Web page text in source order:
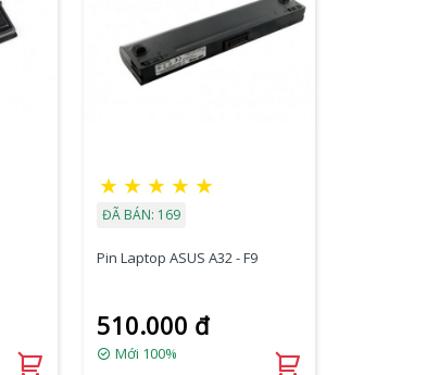
★ ★ ★ ★ ★
ĐÃ BÁN: 169
Pin Laptop ASUS A32 - F9
510.000 đ
Mới 100%